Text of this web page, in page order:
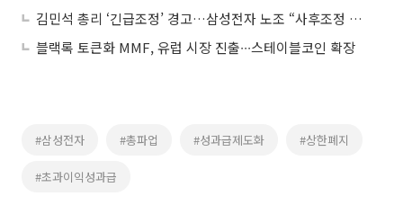
김민석 총리 ‘긴급조정’ 경고…삼성전자 노조 “사후조정 성실하게 임하겠다”
블랙록 토큰화 MMF, 유럽 시장 진출∙∙∙스테이블코인 확장
#삼성전자 #총파업 #성과급제도화 #상한폐지
#초과이익성과급